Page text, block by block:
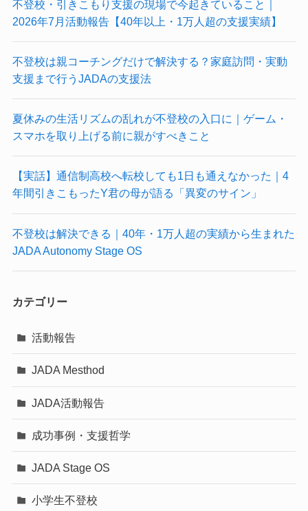
不登校・引きこもり支援の現場で今起きていること｜
2026年7月活動報告【40年以上・1万人超の支援実績】
不登校は親コーチングだけで解決する？家庭訪問・実動
支援まで行うJADAの支援法
夏休みの生活リズムの乱れが不登校の入口に｜ゲーム・
スマホを取り上げる前に親がすべきこと
【実話】通信制高校へ転校しても1日も通えなかった｜4
年間引きこもったY君の母が語る「異変のサイン」
不登校は解決できる｜40年・1万人超の実績から生まれた
JADA Autonomy Stage OS
カテゴリー
活動報告
JADA Mesthod
JADA活動報告
成功事例・支援哲学
JADA Stage OS
小学生不登校